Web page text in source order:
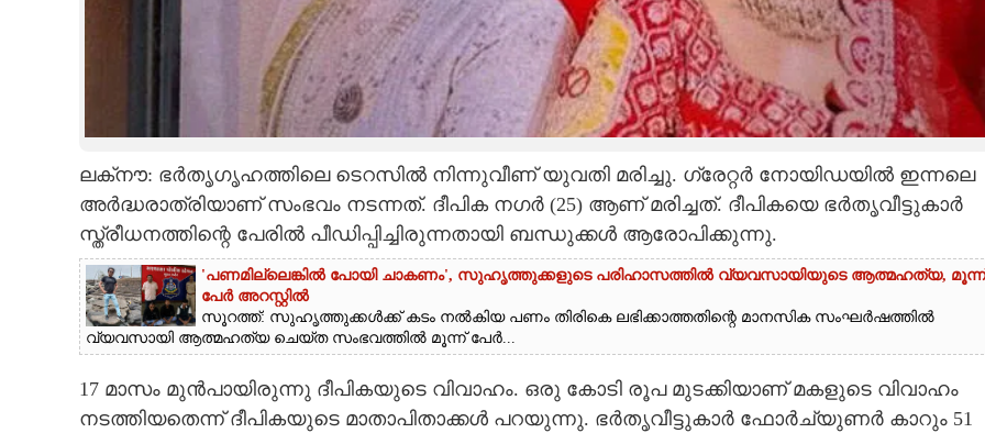
LITERATURE
CONTACT US
ലക്‌നൗ: ഭർതൃഗൃഹത്തിലെ ടെറസിൽ നിന്നുവീണ് യുവതി മരിച്ചു. ഗ്രേറ്റർ നോയി‌ഡയിൽ ഇന്നലെ
അർദ്ധരാത്രിയാണ് സംഭവം നടന്നത്. ദീപിക നഗർ (25) ആണ് മരിച്ചത്. ദീപികയെ ഭർതൃവീട്ടുകാർ
സ്ത്രീധനത്തിന്റെ പേരിൽ പീ‌ഡിപ്പിച്ചിരുന്നതായി ബന്ധുക്കൾ ആരോപിക്കുന്നു.
'പണമില്ലെങ്കിൽ പോയി ചാകണം', സുഹൃത്തുക്കളുടെ പരിഹാസത്തിൽ വ്യവസായിയുടെ ആത്മഹത്യ, മൂന്ന്
പേർ അറസ്റ്റിൽ
സൂറത്ത്: സുഹൃത്തുക്കൾക്ക് കടം നൽകിയ പണം തിരികെ ലഭിക്കാത്തതിന്റെ മാനസിക സംഘർഷത്തിൽ
വ്യവസായി ആത്മഹത്യ ചെയ്‌ത സംഭവത്തിൽ മൂന്ന് പേർ...
17 മാസം മുൻപായിരുന്നു ദീപികയുടെ വിവാഹം. ഒരു കോടി രൂപ മുടക്കിയാണ് മകളുടെ വിവാഹം
നടത്തിയതെന്ന് ദീപികയുടെ മാതാപിതാക്കൾ പറയുന്നു. ഭർതൃവീട്ടുകാർ ഫോർച്യുണർ കാറും 51